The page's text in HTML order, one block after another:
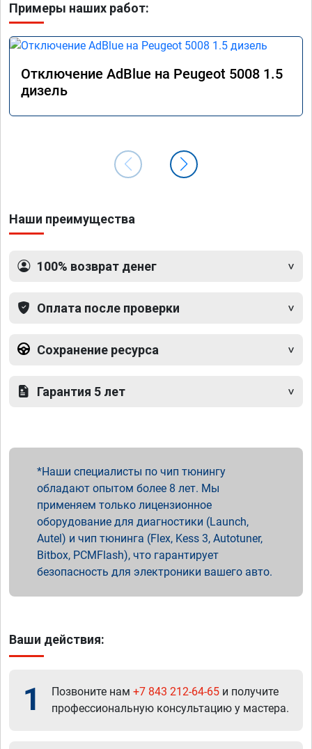
Примеры наших работ:
Отключение AdBlue на Peugeot 5008 1.5
дизель
Наши преимущества
100% возврат денег
Оплата после проверки
Сохранение ресурса
Гарантия 5 лет
Наши специалисты по чип тюнингу
обладают опытом более 8 лет. Мы
применяем только лицензионное
оборудование для диагностики (Launch,
Autel) и чип тюнинга (Flex, Kess 3, Autotuner,
Bitbox, PCMFlash), что гарантирует
безопасность для электроники вашего авто.
Ваши действия:
1 Позвоните нам +7 843 212-64-65 и получите
профессиональную консультацию у мастера.